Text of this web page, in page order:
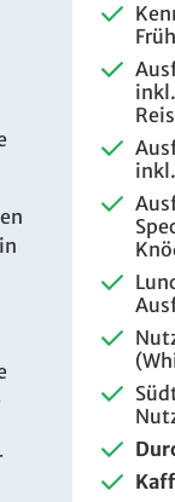
Preis pro
899 €
998 €